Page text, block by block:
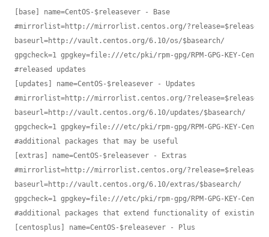
[base] name=CentOS-$releasever - Base
#mirrorlist=http://mirrorlist.centos.org/
baseurl=http://vault.centos.org/6.10/os/$basearch/
gpgcheck=1 gpgkey=file:///etc/pki/rpm-gpg/RPM-GPG-KEY-
#released updates
[updates] name=CentOS-$releasever - Updates
#mirrorlist=http://mirrorlist.centos.org/
baseurl=http://vault.centos.org/6.10/updates/$basearch/
gpgcheck=1 gpgkey=file:///etc/pki/rpm-gpg/RPM-GPG-KEY-
#additional packages that may be useful
[extras] name=CentOS-$releasever - Extras
#mirrorlist=http://mirrorlist.centos.org/
baseurl=http://vault.centos.org/6.10/extras/$basearch/
gpgcheck=1 gpgkey=file:///etc/pki/rpm-gpg/RPM-GPG-KEY-
#additional packages that extend functionality of existing
[centosplus] name=CentOS-$releasever - Plus